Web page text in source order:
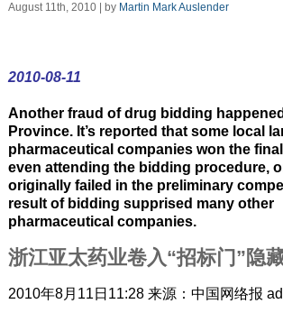
August 11th, 2010 | by Martin Mark Auslender
2010-08-11
Another fraud of drug bidding
Province. It’s reported that some local
pharmaceutical companies won the
even attending the bidding procedure,
originally failed in the preliminary
result of bidding supprised many other
pharmaceutical companies.
浙江亚太药业卷入“招标门”隐
2010年8月11日11:28 来源：中国网络报